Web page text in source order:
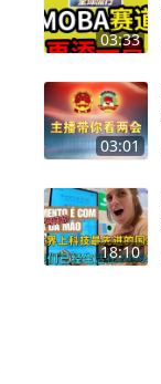
03:33
03:01
18:10